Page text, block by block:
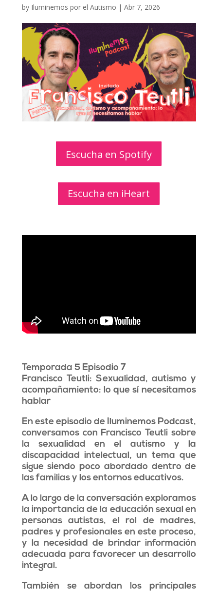
by Iluminemos por el Autismo | Abr 7, 2026
Escucha en Spotify
Escucha en iHeart
Temporada 5 Episodio 7
Francisco Teutli: Sexualidad, autismo y
acompañamiento: lo que sí necesitamos
hablar
En este episodio de Iluminemos Podcast,
conversamos con Francisco Teutli sobre
la sexualidad en el autismo y la
discapacidad intelectual, un tema que
sigue siendo poco abordado dentro de
las familias y los entornos educativos.
A lo largo de la conversación exploramos
la importancia de la educación sexual en
personas autistas, el rol de madres,
padres y profesionales en este proceso,
y la necesidad de brindar información
adecuada para favorecer un desarrollo
integral.
También se abordan los principales